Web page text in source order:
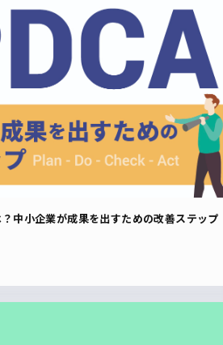
中小企業が成果を出すための改善ステップ